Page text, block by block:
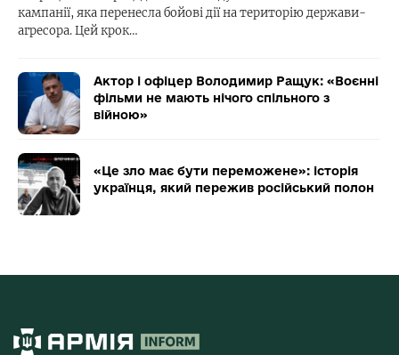
кампанії, яка перенесла бойові дії на територію держави-
агресора. Цей крок…
Актор і офіцер Володимир Ращук: «Воєнні
фільми не мають нічого спільного з
війною»
«Це зло має бути переможене»: історія
українця, який пережив російський полон